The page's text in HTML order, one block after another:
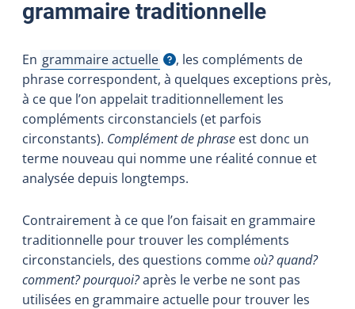
grammaire traditionnelle
En grammaire actuelle
Afficher l'infobulle
, les compléments de
phrase correspondent, à quelques exceptions près,
à ce que l’on appelait traditionnellement les
compléments circonstanciels (et parfois
circonstants). Complément de phrase est donc un
terme nouveau qui nomme une réalité connue et
analysée depuis longtemps.
Contrairement à ce que l’on faisait en grammaire
traditionnelle pour trouver les compléments
circonstanciels, des questions commeoù? quand?
comment? pourquoi?après le verbe ne sont pas
utilisées en grammaire actuelle pour trouver les